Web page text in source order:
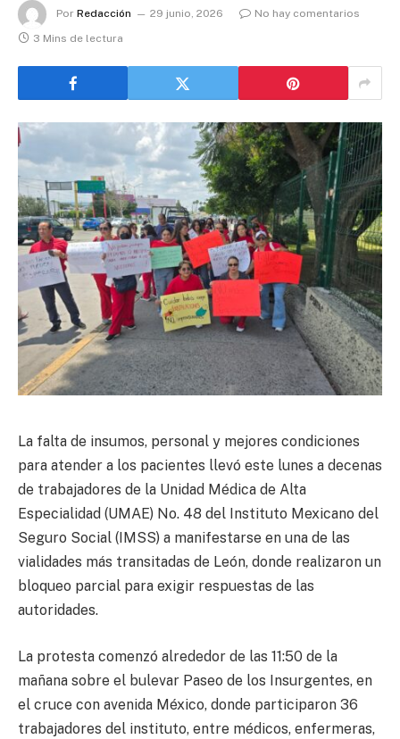
Por Redacción 29 junio, 2026
No hay comentarios
3 Mins de lectura
La falta de insumos, personal y mejores condiciones
para atender a los pacientes llevó este lunes a decenas
de trabajadores de la Unidad Médica de Alta
Especialidad (UMAE) No. 48 del Instituto Mexicano del
Seguro Social (IMSS) a manifestarse en una de las
vialidades más transitadas de León, donde realizaron un
bloqueo parcial para exigir respuestas de las
autoridades.
La protesta comenzó alrededor de las 11:50 de la
mañana sobre el bulevar Paseo de los Insurgentes, en
el cruce con avenida México, donde participaron 36
trabajadores del instituto, entre médicos, enfermeras,